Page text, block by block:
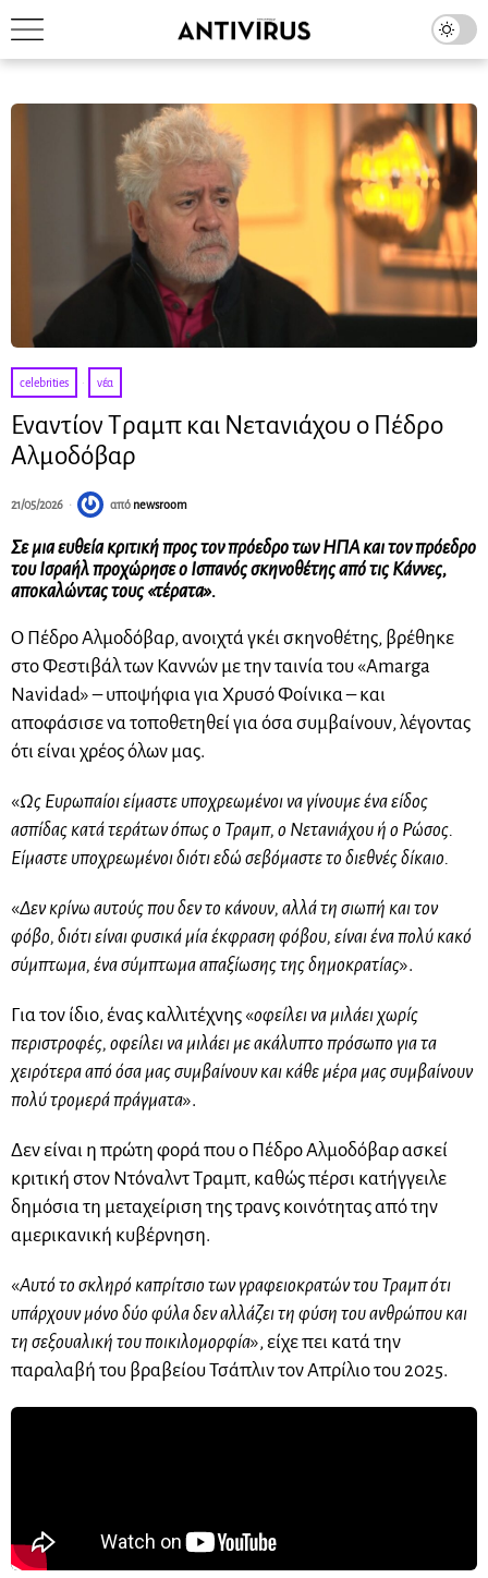
celebrities · νέα
Εναντίον Τραμπ και Νετανιάχου ο Πέδρο
Αλμοδόβαρ
21/05/2026 από newsroom
Σε μια ευθεία κριτική προς τον πρόεδρο των ΗΠΑ και τον πρόεδρο
του Ισραήλ προχώρησε ο Ισπανός σκηνοθέτης από τις Κάννες,
αποκαλώντας τους «τέρατα».
Ο Πέδρο Αλμοδόβαρ, ανοιχτά γκέι σκηνοθέτης, βρέθηκε
στο Φεστιβάλ των Καννών με την ταινία του «Amarga
Navidad» – υποψήφια για Χρυσό Φοίνικα – και
αποφάσισε να τοποθετηθεί για όσα συμβαίνουν, λέγοντας
ότι είναι χρέος όλων μας.
«Ως Ευρωπαίοι είμαστε υποχρεωμένοι να γίνουμε ένα είδος
ασπίδας κατά τεράτων όπως ο Τραμπ, ο Νετανιάχου ή ο Ρώσος.
Είμαστε υποχρεωμένοι διότι εδώ σεβόμαστε το διεθνές δίκαιο.
«Δεν κρίνω αυτούς που δεν το κάνουν, αλλά τη σιωπή και τον
φόβο, διότι είναι φυσικά μία έκφραση φόβου, είναι ένα πολύ κακό
σύμπτωμα, ένα σύμπτωμα απαξίωσης της δημοκρατίας».
Για τον ίδιο, ένας καλλιτέχνης «οφείλει να μιλάει χωρίς
περιστροφές, οφείλει να μιλάει με ακάλυπτο πρόσωπο για τα
χειρότερα από όσα μας συμβαίνουν και κάθε μέρα μας συμβαίνουν
πολύ τρομερά πράγματα».
Δεν είναι η πρώτη φορά που ο Πέδρο Αλμοδόβαρ ασκεί
κριτική στον Ντόναλντ Τραμπ, καθώς πέρσι κατήγγειλε
δημόσια τη μεταχείριση της τρανς κοινότητας από την
αμερικανική κυβέρνηση.
«Αυτό το σκληρό καπρίτσιο των γραφειοκρατών του Τραμπ ότι
υπάρχουν μόνο δύο φύλα δεν αλλάζει τη φύση του ανθρώπου και
τη σεξουαλική του ποικιλομορφία», είχε πει κατά την
παραλαβή του βραβείου Τσάπλιν τον Απρίλιο του 2025.